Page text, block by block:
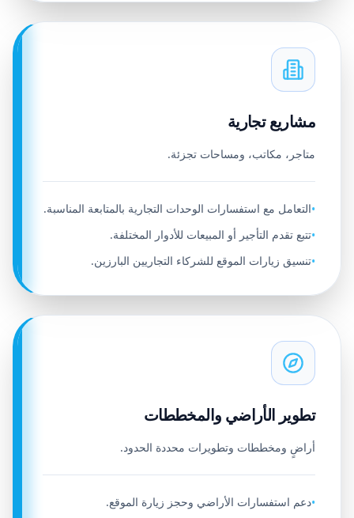
مشاريع تجارية
متاجر، مكاتب، ومساحات تجزئة.
•التعامل مع استفسارات الوحدات التجارية بالمتابعة المناسبة.
•تتبع تقدم التأجير أو المبيعات للأدوار المختلفة.
•تنسيق زيارات الموقع للشركاء التجاريين البارزين.
تطوير الأراضي والمخططات
أراضٍ ومخططات وتطويرات محددة الحدود.
•دعم استفسارات الأراضي وحجز زيارة الموقع.